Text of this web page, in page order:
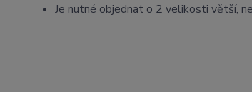
Je nutné objednat o 2 velikosti větší,